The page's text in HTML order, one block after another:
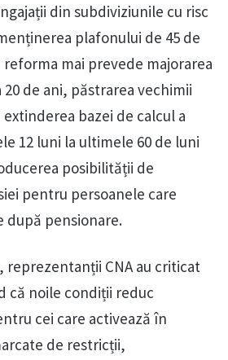
din subdiviziunile cu risc
plafonului de 45 de
mai prevede majorarea
de ani, păstrarea vechimii
bazei de calcul a
12 luni la ultimele 60 de luni
posibilității de
pentru persoanele care
după pensionare.
reprezentanții CNA au criticat
că noile condiții reduc
cei care activează în
de restricții,